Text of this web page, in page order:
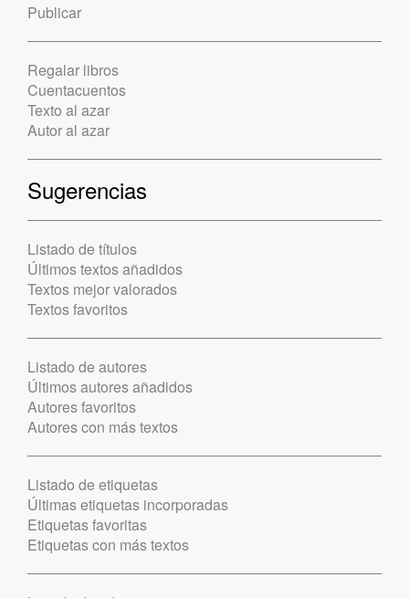
Publicar
Regalar libros
Cuentacuentos
Texto al azar
Autor al azar
Sugerencias
Listado de títulos
Últimos textos añadidos
Textos mejor valorados
Textos favoritos
Listado de autores
Últimos autores añadidos
Autores favoritos
Autores con más textos
Listado de etiquetas
Últimas etiquetas incorporadas
Etiquetas favoritas
Etiquetas con más textos